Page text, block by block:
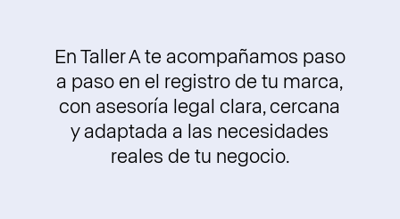
En Taller A te acompañamos paso
a paso en el registro de tu marca,
con asesoría legal clara, cercana
y adaptada a las necesidades
reales de tu negocio.